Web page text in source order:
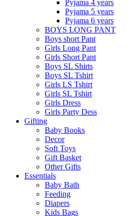
Pyjama 4 years
Pyjama 5 years
Pyjama 6 years
BOYS LONG PANT
Boys short Pant
Girls Long Pant
Girls Short Pant
Boys SL Shirts
Boys SL Tshirt
Girls LS Tshirt
Girls SL Tshirt
Girls Dress
Girls Party Dess
Gifting
Baby Books
Decor
Soft Toys
Gift Basket
Other Gifts
Essentials
Baby Bath
Feeding
Diapers
Kids Bags